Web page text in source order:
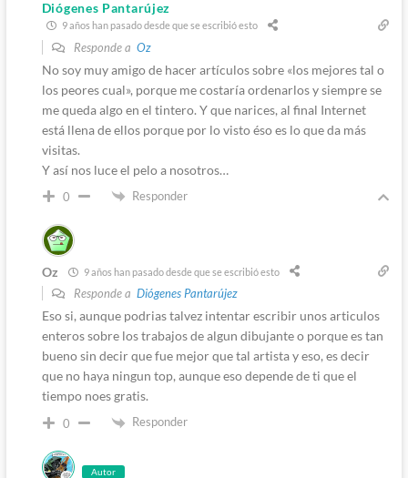
Diógenes Pantarújez
9 años han pasado desde que se escribió esto
Responde a Oz
No soy muy amigo de hacer artículos sobre «los mejores tal o
los peores cual», porque me costaría ordenarlos y siempre se
me queda algo en el tintero. Y que narices, al final Internet
está llena de ellos porque por lo visto éso es lo que da más
visitas.
Y así nos luce el pelo a nosotros…
0 Responder
Oz 9 años han pasado desde que se escribió esto
Responde a Diógenes Pantarújez
Eso si, aunque podrias talvez intentar escribir unos articulos
enteros sobre los trabajos de algun dibujante o porque es tan
bueno sin decir que fue mejor que tal artista y eso, es decir
que no haya ningun top, aunque eso depende de ti que el
tiempo noes gratis.
0 Responder
Autor